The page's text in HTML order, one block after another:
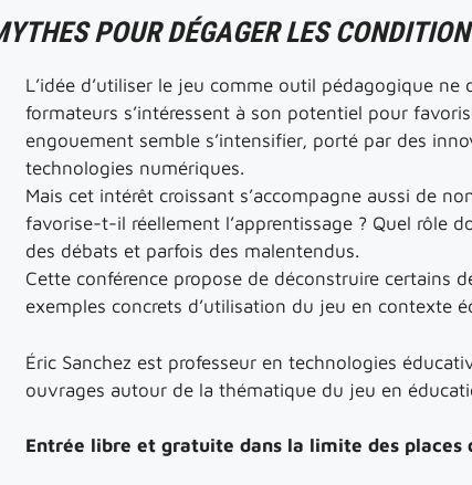
POUR DÉGAGER LES
L’idée d’utiliser le jeu comme outil pédagogique
formateurs s’intéressent à son potentiel pour
engouement semble s’intensifier, porté par des
technologies numériques.
Mais cet intérêt croissant s’accompagne aussi de
favorise-t-il réellement l’apprentissage ? Quel rôle
des débats et parfois des malentendus.
Cette conférence propose de déconstruire certains
exemples concrets d’utilisation du jeu en contexte
Éric Sanchez est professeur en technologies
ouvrages autour de la thématique du jeu en
Entrée libre et gratuite dans la limite des places